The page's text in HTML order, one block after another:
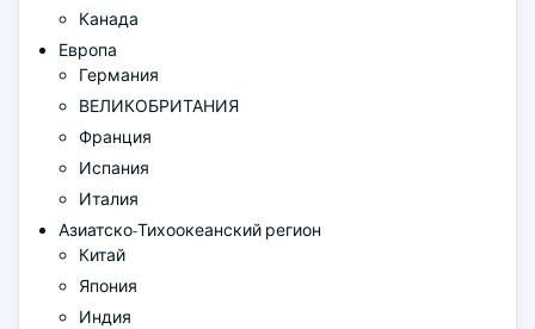
Канада
Европа
Германия
ВЕЛИКОБРИТАНИЯ
Франция
Испания
Италия
Азиатско-Тихоокеанский регион
Китай
Япония
Индия